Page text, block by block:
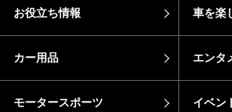
お役立ち情報 車を楽
カー用品 エンタ
モータースポーツ イベン